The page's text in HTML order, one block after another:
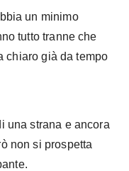
un minimo
tutto tranne che
chiaro già da tempo
una strana e ancora
non si prospetta